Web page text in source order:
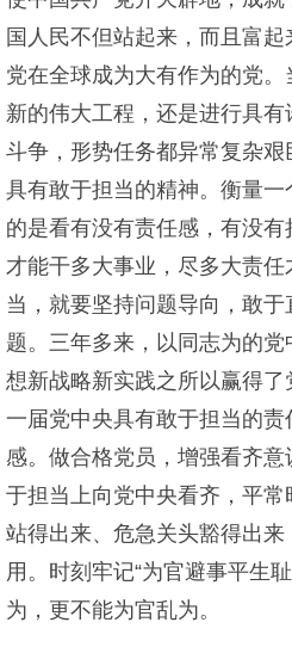
国人民不但站起来，而且富
党在全球成为大有作为的党
新的伟大工程，还是进行具
斗争，形势任务都异常复杂
具有敢于担当的精神。衡量
的是看有没有责任感，有没有
才能干多大事业，尽多大责任
当，就要坚持问题导向，敢
题。三年多来，以同志为的
想新战略新实践之所以赢得
一届党中央具有敢于担当的
感。做合格党员，增强看齐
于担当上向党中央看齐，平常
站得出来、危急关头豁得出
用。时刻牢记“为官避事平生
为，更不能为官乱为。